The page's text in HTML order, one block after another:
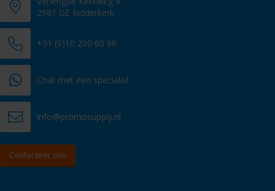
2981 GE Ridderkerk
+31 (0)10 200 60 60
Chat met een specialist
info@promosupply.nl
Contacteer ons